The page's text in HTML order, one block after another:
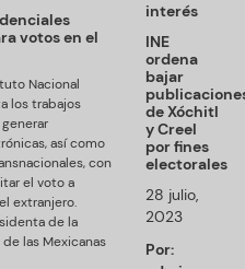
votos en el
Nacional
los trabajos
así como
con
el voto a
extranjero.
de la
las Mexicanas
interés
INE
ordena
bajar
de Xóchitl
y Creel
por fines
electorales
28 julio,
2023
Por: